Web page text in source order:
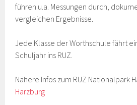
führen u.a. Messungen durch,
vergleichen Ergebnisse.
Jede Klasse der Worthschule fährt
Schuljahr ins RUZ.
Nähere Infos zum RUZ Nationalpark
Harzburg